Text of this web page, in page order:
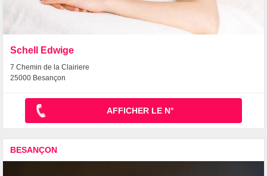
Schell Edwige
7 Chemin de la Clairiere
25000 Besançon
AFFICHER LE N°
BESANÇON